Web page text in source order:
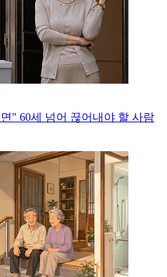
" 60세 넘어 끊어내야 할 사람